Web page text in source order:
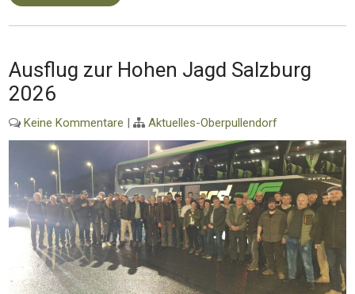
Ausflug zur Hohen Jagd Salzburg
2026
Keine Kommentare | Aktuelles-Oberpullendorf